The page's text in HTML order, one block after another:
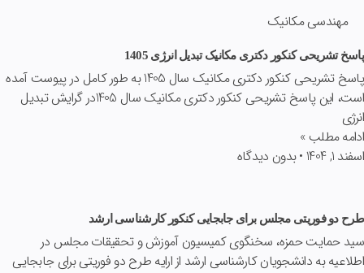
مهندسی مکانیک
پاسخ تشریحی کنکور دکتری مکانیک تبدیل انرژی 1405
پاسخ تشریحی کنکور دکتری مکانیک سال 1405 به طور کامل در پیوست آمده
است، این پاسخ تشریحی کنکور دکتری مکانیک سال 1405در گرایش تبدیل
انرژی
ادامه مطلب »
اسفند 1, 1404
بدون دیدگاه
طرح دو فوریتی مجلس برای جابجایی کنکور کارشناسی ارشد
سید حمایت حمزه، سخنگوی کمیسیون آموزش و تحقیقات مجلس در
اطلاعیه به دانشجویان کارشناسی ارشد از ارایه طرح دو فوریتی برای جابجایی